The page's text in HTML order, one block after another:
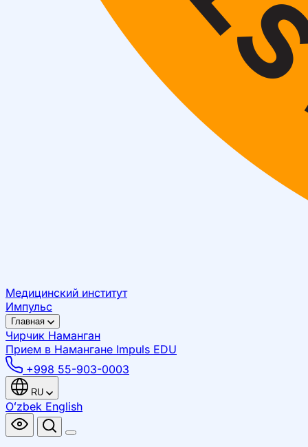
Медицинский институт
Импульс
Главная
Чирчик Наманган
Прием в Намангане Impuls EDU
+998 55-903-0003
RU
Oʻzbek English